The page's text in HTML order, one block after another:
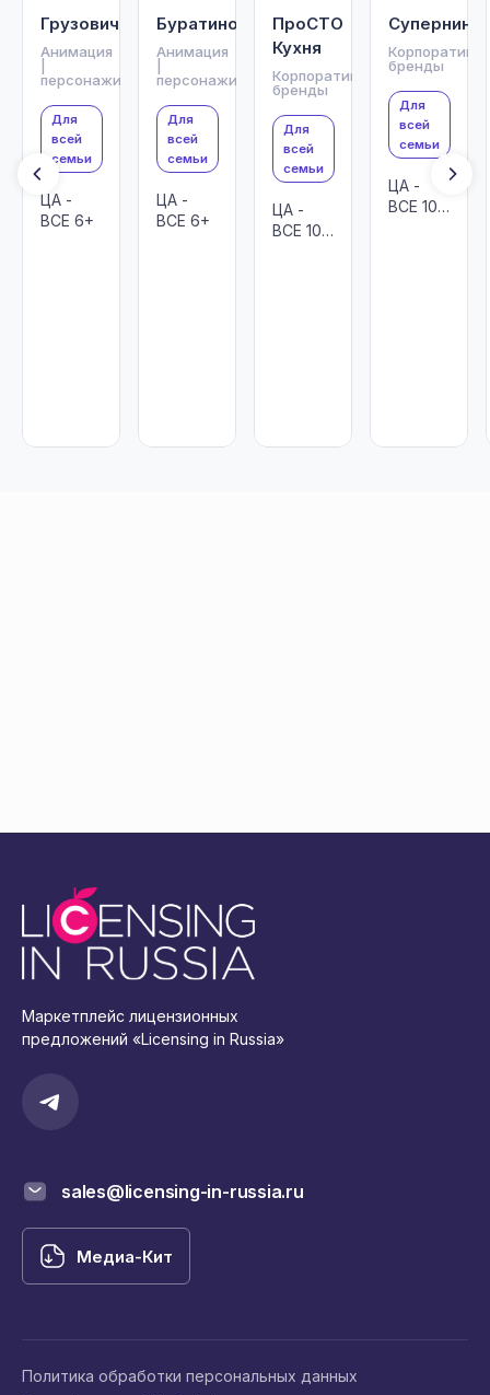
Грузовички
Анимация
персонажи
Для
всей
семьи
ЦА -
ВСЕ 6+
Буратино
Анимация
персонажи
Для
всей
семьи
ЦА -
ВСЕ 6+
ПроСТО
Кухня
Корпоративные
бренды
Для
всей
семьи
ЦА -
ВСЕ 10-
бренды
Для
всей
семьи
ЦА -
ВСЕ 10-
Маркетплейс лицензионных
предложений «Licensing in Russia»
sales@licensing-in-russia.ru
Медиа-Кит
Политика обработки персональных данных